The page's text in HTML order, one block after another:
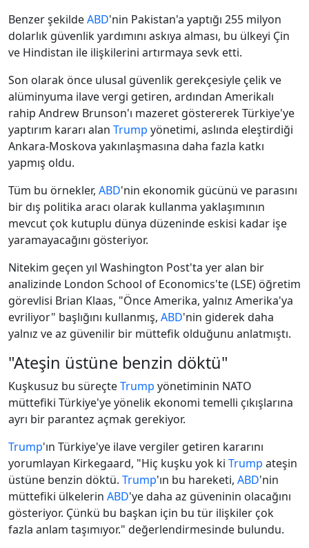
Benzer şekildeABD'nin Pakistan'a yaptığı 255 milyon
dolarlık güvenlik yardımını askıya alması, bu ülkeyi Çin
ve Hindistan ile ilişkilerini artırmaya sevk etti.
Son olarak önce ulusal güvenlik gerekçesiyle çelik ve
alüminyuma ilave vergi getiren, ardından Amerikalı
rahip Andrew Brunson'ı mazeret göstererek Türkiye'ye
yaptırım kararı alan Trump yönetimi, aslında eleştirdiği
Ankara-Moskova yakınlaşmasına daha fazla katkı
yapmış oldu.
Tüm bu örnekler, ABD'nin ekonomik gücünü ve parasını
bir dış politika aracı olarak kullanma yaklaşımının
mevcut çok kutuplu dünya düzeninde eskisi kadar işe
yaramayacağını gösteriyor.
Nitekim geçen yıl Washington Post'ta yer alan bir
analizinde London School of Economics'te (LSE) öğretim
görevlisi Brian Klaas, "Önce Amerika, yalnız Amerika'ya
evriliyor" başlığını kullanmış, ABD'nin giderek daha
yalnız ve az güvenilir bir müttefik olduğunu anlatmıştı.
"Ateşin üstüne benzin döktü"
Kuşkusuz bu süreçteTrump yönetiminin NATO
müttefiki Türkiye'ye yönelik ekonomi temelli çıkışlarına
ayrı bir parantez açmak gerekiyor.
Trump'ın Türkiye'ye ilave vergiler getiren kararını
yorumlayan Kirkegaard, "Hiç kuşku yok ki Trump ateşin
üstüne benzin döktü. Trump'ın bu hareketi, ABD'nin
müttefiki ülkelerin ABD'ye daha az güveninin olacağını
gösteriyor. Çünkü bu başkan için bu tür ilişkiler çok
fazla anlam taşımıyor." değerlendirmesinde bulundu.